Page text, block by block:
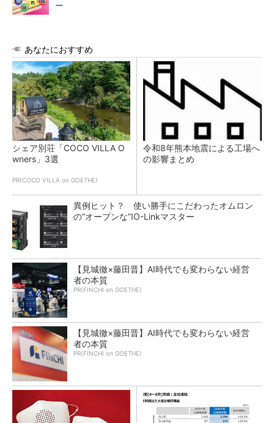
ー
あなたにおすすめ
シェア別荘「COCO VILLA O
wners」3選
PR(COCO VILLA on GOETHE)
令和8年熊本地震による工場へ
の影響まとめ
異例ヒット？ 使い勝手にこだわったオムロン
の“オープンな”IO-Linkマスター
【見城徹×藤田晋】AI時代でも変わらない経営
者の本質
PR(FINCHI on GOETHE)
【見城徹×藤田晋】AI時代でも変わらない経営
者の本質
PR(FINCHI on GOETHE)